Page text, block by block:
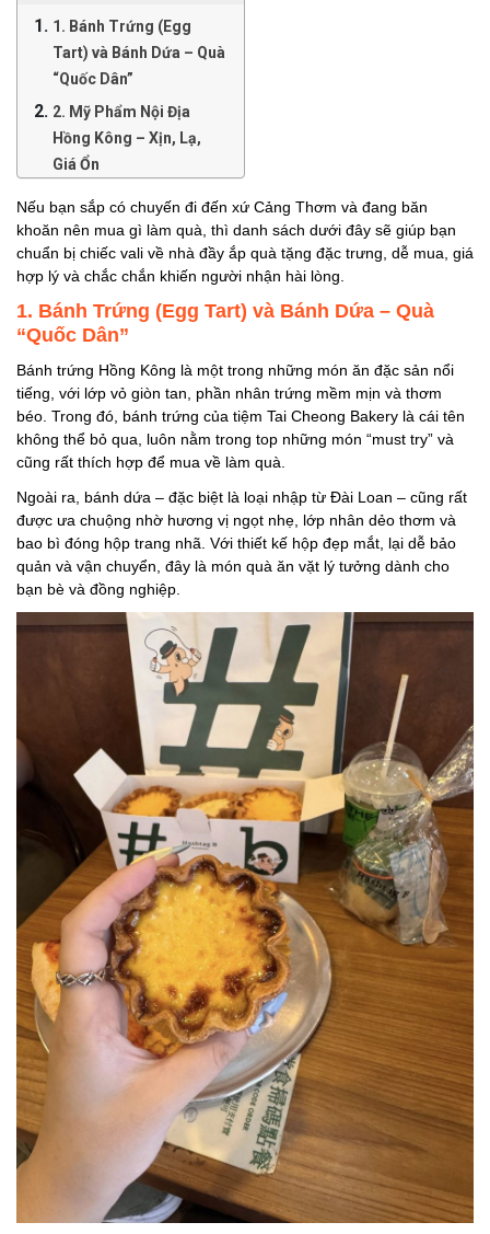
1. Bánh Trứng (Egg
Tart) và Bánh Dứa – Quà
“Quốc Dân”
2. Mỹ Phẩm Nội Địa
Hồng Kông – Xịn, Lạ,
Giá Ổn
3. Trà Sữa Đóng Chai và
Trà Thảo Mộc – “Tinh
Hoa” Của Xứ Trà
4. Đồ Lưu Niệm Mang
Hình Ảnh Đặc Trưng
Hồng Kông
5. Túi Ví, Khăn Choàng
Mua Tại Mong Kok và
Ladies Market
6. Đồ Ăn Vặt Bản Địa –
7. Hương Thơm và Sản
Phẩm Wellness – Tinh
Tế, Thư Giãn
Nếu bạn sắp có chuyến đi đến xứ Cảng Thơm và đang băn
khoăn nên mua gì làm quà, thì danh sách dưới đây sẽ giúp bạn
chuẩn bị chiếc vali về nhà đầy ắp quà tặng đặc trưng, dễ mua, giá
hợp lý và chắc chắn khiến người nhận hài lòng.
1. Bánh Trứng (Egg Tart) và Bánh Dứa – Quà
“Quốc Dân”
Bánh trứng Hồng Kông là một trong những món ăn đặc sản nổi
tiếng, với lớp vỏ giòn tan, phần nhân trứng mềm mịn và thơm
béo. Trong đó, bánh trứng của tiệm Tai Cheong Bakery là cái tên
không thể bỏ qua, luôn nằm trong top những món “must try” và
cũng rất thích hợp để mua về làm quà.
Ngoài ra, bánh dứa – đặc biệt là loại nhập từ Đài Loan – cũng rất
được ưa chuộng nhờ hương vị ngọt nhẹ, lớp nhân dẻo thơm và
bao bì đóng hộp trang nhã. Với thiết kế hộp đẹp mắt, lại dễ bảo
quản và vận chuyển, đây là món quà ăn vặt lý tưởng dành cho
bạn bè và đồng nghiệp.